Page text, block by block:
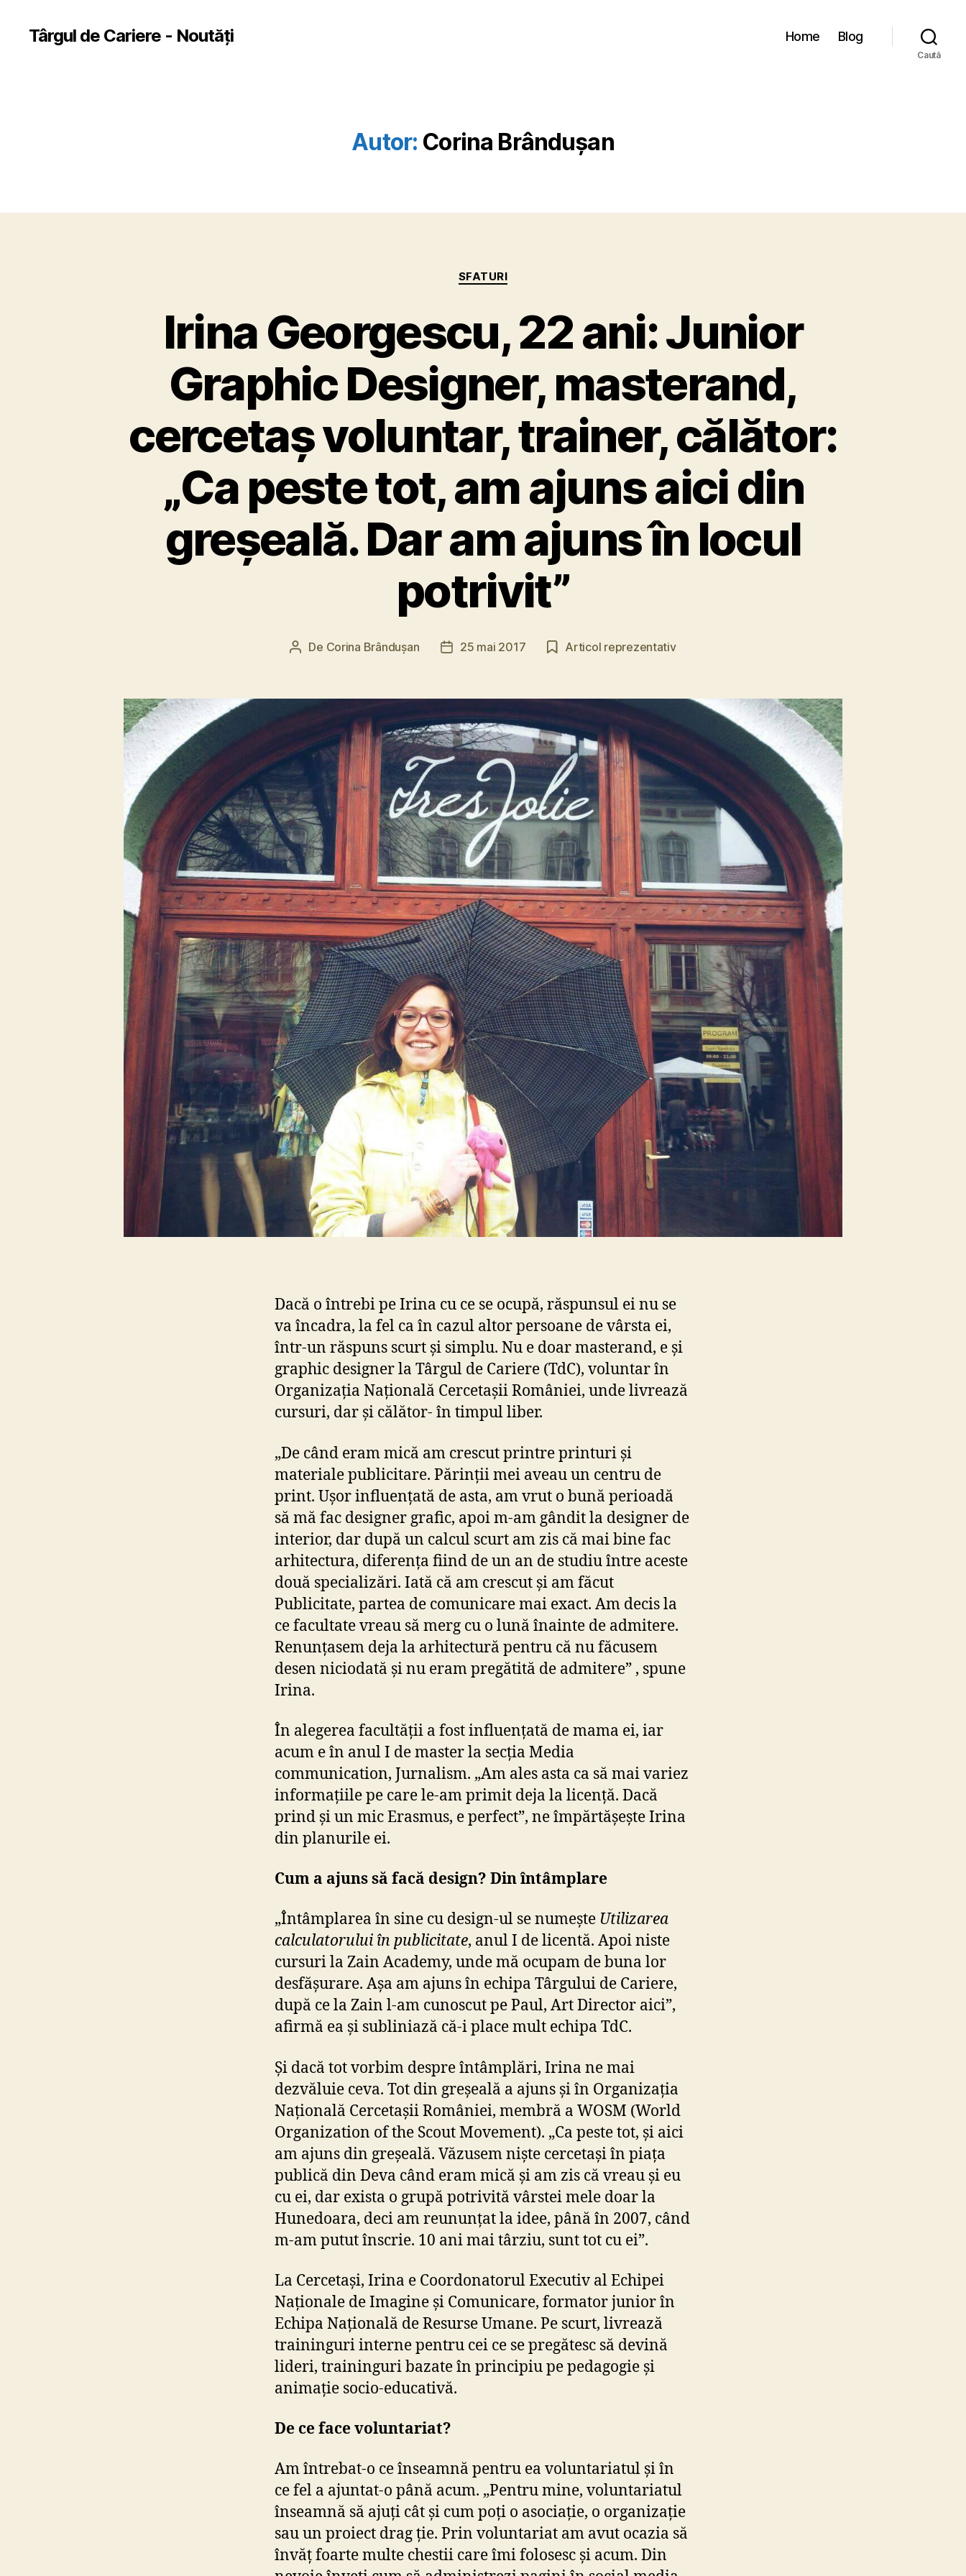
Târgul de Cariere - Noutăți Home Blog
Caută
Autor: Corina Brândușan
Categorii
SFATURI
Irina Georgescu, 22 ani: Junior
Graphic Designer, masterand,
cercetaș voluntar, trainer, călător:
„Ca peste tot, am ajuns aici din
greșeală. Dar am ajuns în locul
potrivit”
Autor
De Corina Brândușan
Dată25 mai 2017 Articol reprezentativ
Dacă o întrebi pe Irina cu ce se ocupă, răspunsul ei nu se
va încadra, la fel ca în cazul altor persoane de vârsta ei,
într-un răspuns scurt și simplu. Nu e doar masterand, e și
graphic designer la Târgul de Cariere (TdC), voluntar în
Organizația Națională Cercetașii României, unde livrează
cursuri, dar și călător- în timpul liber.
„De când eram mică am crescut printre printuri și
materiale publicitare. Părinții mei aveau un centru de
print. Ușor influențată de asta, am vrut o bună perioadă
să mă fac designer grafic, apoi m-am gândit la designer de
interior, dar după un calcul scurt am zis că mai bine fac
arhitectura, diferența fiind de un an de studiu între aceste
două specializări. Iată că am crescut și am făcut
Publicitate, partea de comunicare mai exact. Am decis la
ce facultate vreau să merg cu o lună înainte de admitere.
Renunțasem deja la arhitectură pentru că nu făcusem
desen niciodată și nu eram pregătită de admitere” , spune
Irina.
În alegerea facultății a fost influențată de mama ei, iar
acum e în anul I de master la secția Media
communication, Jurnalism. „Am ales asta ca să mai variez
informațiile pe care le-am primit deja la licență. Dacă
prind și un mic Erasmus, e perfect”, ne împărtășește Irina
din planurile ei.
Cum a ajuns să facă design? Din întâmplare
„Întâmplarea în sine cu design-ul se numește Utilizarea
calculatorului în publicitate, anul I de licentă. Apoi niste
cursuri la Zain Academy, unde mă ocupam de buna lor
desfășurare. Așa am ajuns în echipa Târgului de Cariere,
după ce la Zain l-am cunoscut pe Paul, Art Director aici”,
afirmă ea și subliniază că-i place mult echipa TdC.
Și dacă tot vorbim despre întâmplări, Irina ne mai
dezvăluie ceva. Tot din greșeală a ajuns și în Organizația
Națională Cercetașii României, membră a WOSM (World
Organization of the Scout Movement). „Ca peste tot, și aici
am ajuns din greșeală. Văzusem niște cercetași în piața
publică din Deva când eram mică și am zis că vreau și eu
cu ei, dar exista o grupă potrivită vârstei mele doar la
Hunedoara, deci am reununțat la idee, până în 2007, când
m-am putut înscrie. 10 ani mai târziu, sunt tot cu ei”.
La Cercetași, Irina e Coordonatorul Executiv al Echipei
Naționale de Imagine și Comunicare, formator junior în
Echipa Națională de Resurse Umane. Pe scurt, livrează
traininguri interne pentru cei ce se pregătesc să devină
lideri, traininguri bazate în principiu pe pedagogie și
animație socio-educativă.
De ce face voluntariat?
Am întrebat-o ce înseamnă pentru ea voluntariatul și în
ce fel a ajuntat-o până acum. „Pentru mine, voluntariatul
înseamnă să ajuți cât și cum poți o asociație, o organizație
sau un proiect drag ție. Prin voluntariat am avut ocazia să
învăț foarte multe chestii care îmi folosesc și acum. Din